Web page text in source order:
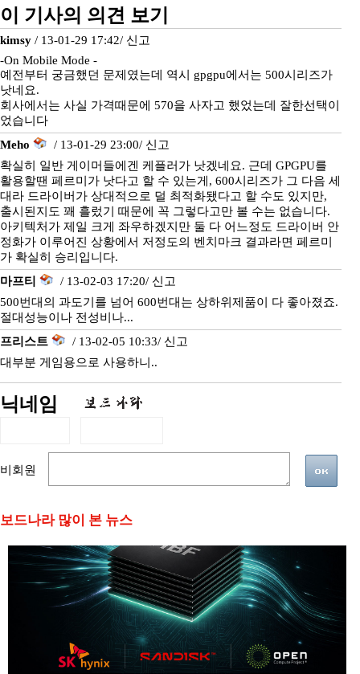
이 기사의 의견 보기
kimsy / 13-01-29 17:42/ 신고
-On Mobile Mode -
예전부터 궁금했던 문제였는데 역시 gpgpu에서는 500시리즈가
낫네요.
회사에서는 사실 가격때문에 570을 사자고 했었는데 잘한선택이
었습니다
Meho
/ 13-01-29 23:00/ 신고
확실히 일반 게이머들에겐 케플러가 낫겠네요. 근데 GPGPU를
활용할땐 페르미가 낫다고 할 수 있는게, 600시리즈가 그 다음 세
대라 드라이버가 상대적으로 덜 최적화됐다고 할 수도 있지만,
출시된지도 꽤 흘렀기 때문에 꼭 그렇다고만 볼 수는 없습니다.
아키텍처가 제일 크게 좌우하겠지만 둘 다 어느정도 드라이버 안
정화가 이루어진 상황에서 저정도의 벤치마크 결과라면 페르미
가 확실히 승리입니다.
마프티
/ 13-02-03 17:20/ 신고
500번대의 과도기를 넘어 600번대는 상하위제품이 다 좋아졌죠.
절대성능이나 전성비나...
프리스트
/ 13-02-05 10:33/ 신고
대부분 게임용으로 사용하니..
닉네임
비회원
보드나라 많이 본 뉴스